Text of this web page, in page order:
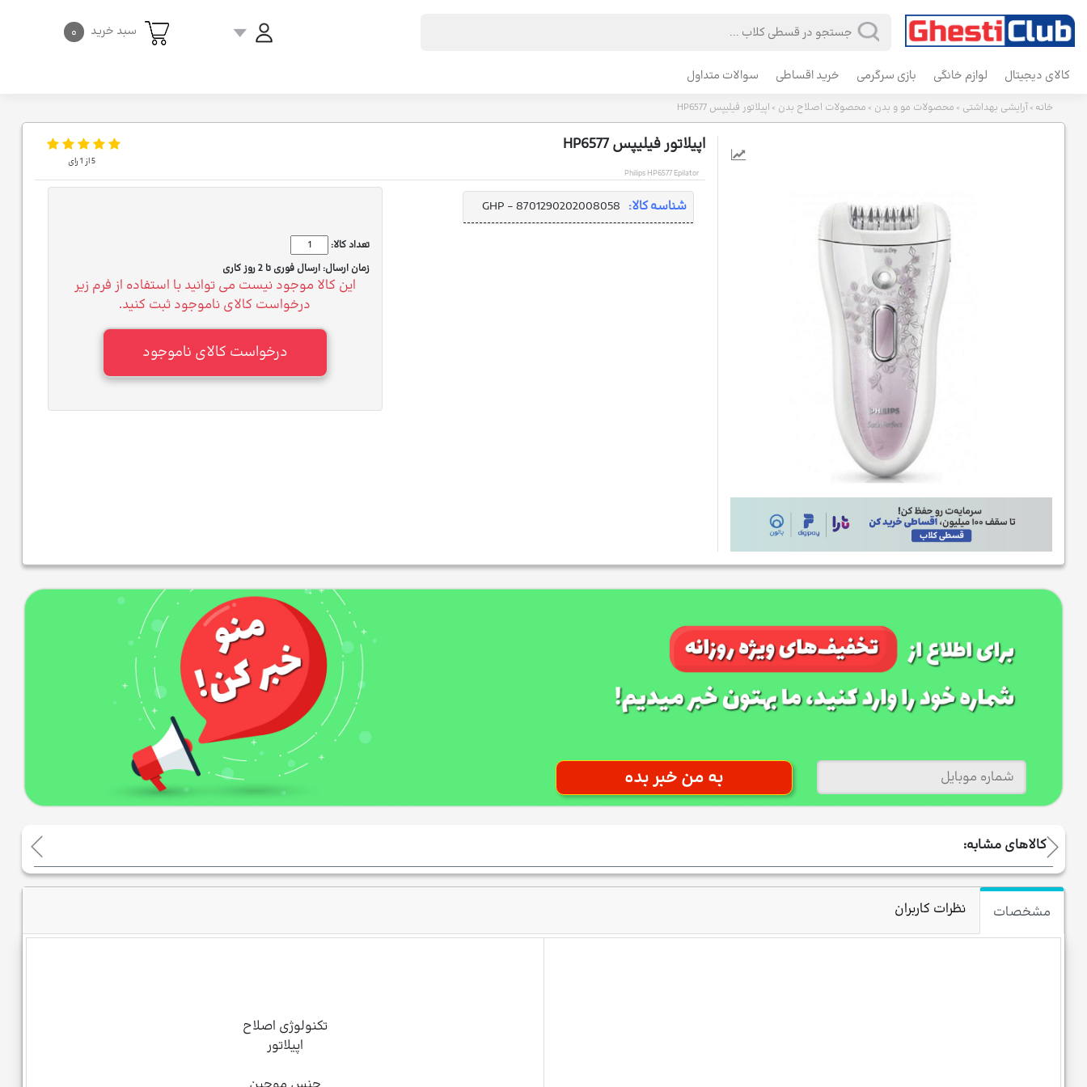
سبد خرید ۰
کالای دیجیتال لوازم خانگی بازی سرگرمی خرید اقساطی سوالات متداول
خانه > آرایشی بهداشتی > محصولات مو و بدن > محصولات اصلاح بدن > اپیلاتور فیلیپس HP6577
اپیلاتور فیلیپس HP6577
5از 1رای
Philips HP6577 Epilator
شناسه کالا: GHP - 8701290202008058
تعداد کالا:
زمان ارسال: ارسال فوری تا 2 روز کاری
این کالا موجود نیست می توانید با استفاده از فرم زیر
درخواست کالای ناموجود ثبت کنید.
کالاهای مشابه:
مشخصات نظرات کاربران
تکنولوژی اصلاح
اپیلاتور